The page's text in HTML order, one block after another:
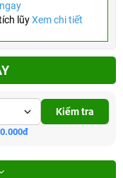
lũyXem chi tiết
Kiểm tra